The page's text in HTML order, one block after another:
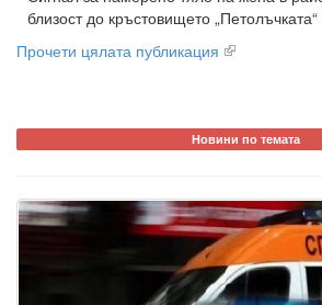
близост до кръстовището „Петолъчката“
Прочети цялата публикация
Новини по темата